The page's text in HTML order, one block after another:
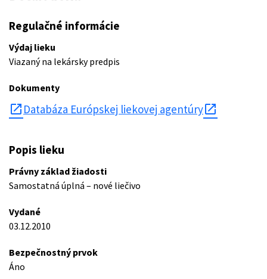
Regulačné informácie
Výdaj lieku
Viazaný na lekársky predpis
Dokumenty
open_in_new Databáza Európskej liekovej agentúry
Popis lieku
Právny základ žiadosti
Samostatná úplná – nové liečivo
Vydané
03.12.2010
Bezpečnostný prvok
Áno